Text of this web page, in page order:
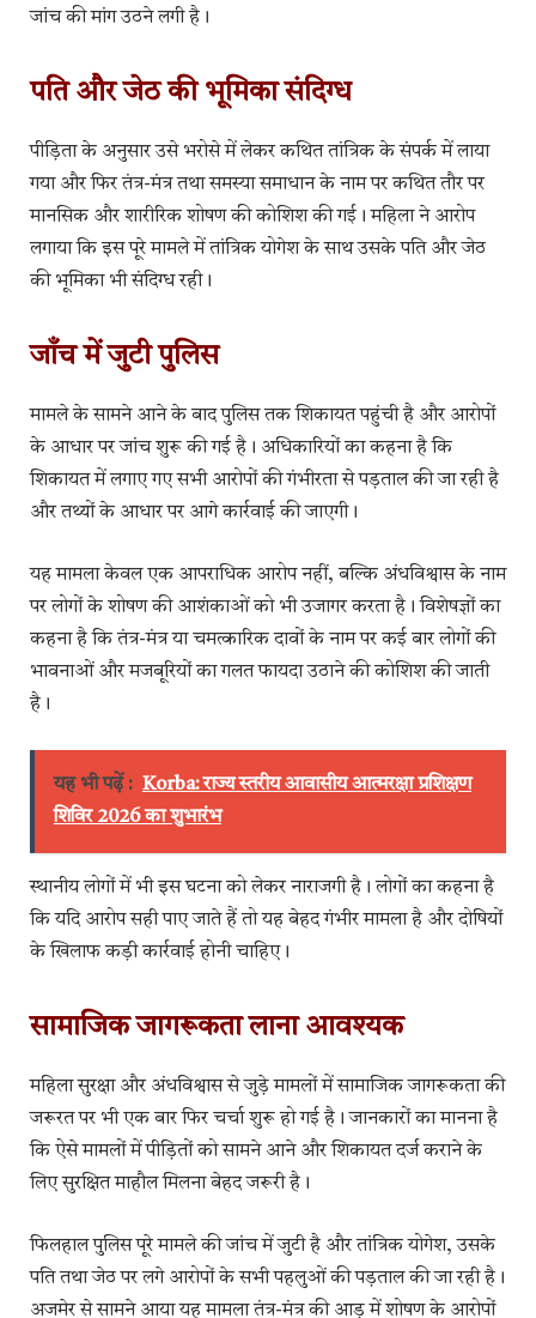
जांच की मांग उठने लगी है।
पति और जेठ की भूमिका संदिग्ध
पीड़िता के अनुसार उसे भरोसे में लेकर कथित तांत्रिक के संपर्क में लाया
गया और फिर तंत्र-मंत्र तथा समस्या समाधान के नाम पर कथित तौर पर
मानसिक और शारीरिक शोषण की कोशिश की गई। महिला ने आरोप
लगाया कि इस पूरे मामले में तांत्रिक योगेश के साथ उसके पति और जेठ
की भूमिका भी संदिग्ध रही।
जाँच में जुटी पुलिस
मामले के सामने आने के बाद पुलिस तक शिकायत पहुंची है और आरोपों
के आधार पर जांच शुरू की गई है। अधिकारियों का कहना है कि
शिकायत में लगाए गए सभी आरोपों की गंभीरता से पड़ताल की जा रही है
और तथ्यों के आधार पर आगे कार्रवाई की जाएगी।
यह मामला केवल एक आपराधिक आरोप नहीं, बल्कि अंधविश्वास के नाम
पर लोगों के शोषण की आशंकाओं को भी उजागर करता है। विशेषज्ञों का
कहना है कि तंत्र-मंत्र या चमत्कारिक दावों के नाम पर कई बार लोगों की
भावनाओं और मजबूरियों का गलत फायदा उठाने की कोशिश की जाती
है।
यह भी पढ़ें : Korba: राज्य स्तरीय आवासीय आत्मरक्षा प्रशिक्षण
शिविर 2026 का शुभारंभ
स्थानीय लोगों में भी इस घटना को लेकर नाराजगी है। लोगों का कहना है
कि यदि आरोप सही पाए जाते हैं तो यह बेहद गंभीर मामला है और दोषियों
के खिलाफ कड़ी कार्रवाई होनी चाहिए।
सामाजिक जागरूकता लाना आवश्यक
महिला सुरक्षा और अंधविश्वास से जुड़े मामलों में सामाजिक जागरूकता की
जरूरत पर भी एक बार फिर चर्चा शुरू हो गई है। जानकारों का मानना है
कि ऐसे मामलों में पीड़ितों को सामने आने और शिकायत दर्ज कराने के
लिए सुरक्षित माहौल मिलना बेहद जरूरी है।
फिलहाल पुलिस पूरे मामले की जांच में जुटी है और तांत्रिक योगेश, उसके
पति तथा जेठ पर लगे आरोपों के सभी पहलुओं की पड़ताल की जा रही है।
अजमेर से सामने आया यह मामला तंत्र-मंत्र की आड़ में शोषण के आरोपों